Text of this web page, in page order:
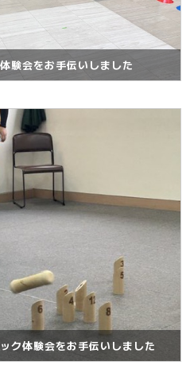
験会をお手伝いしました
ク体験会をお手伝いしました